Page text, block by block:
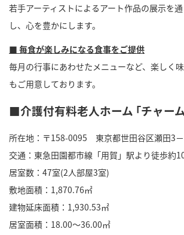
若手アーティストによるアート作品の展示を
し、心を豊かにします。
■ 毎食が楽しみになる食事をご提供
毎月の行事にあわせたメニューなど、楽しく
もご用意しております。
■介護付有料老人ホーム ｢チャー
所在地：〒158-0095 東京都世田谷区瀬田3
交通：東急田園都市線「用賀」駅より徒歩約
居室数：47室(2人部屋3室)
敷地面積：1,870.76㎡
建物延床面積：1,930.53㎡
居室面積：18.00～36.00㎡